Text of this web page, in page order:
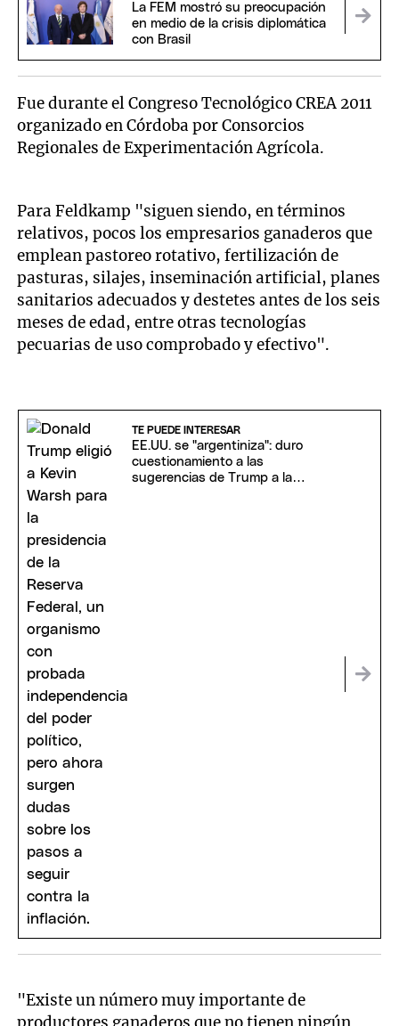
La FEM mostró su preocupación
en medio de la crisis diplomática
con Brasil
Fue durante el Congreso Tecnológico CREA 2011
organizado en Córdoba por Consorcios
Regionales de Experimentación Agrícola.
Para Feldkamp "siguen siendo, en términos
relativos, pocos los empresarios ganaderos que
emplean pastoreo rotativo, fertilización de
pasturas, silajes, inseminación artificial, planes
sanitarios adecuados y destetes antes de los seis
meses de edad, entre otras tecnologías
pecuarias de uso comprobado y efectivo".
TE PUEDE INTERESAR
EE.UU. se "argentiniza": duro
cuestionamiento a las
sugerencias de Trump a la
"Existe un número muy importante de